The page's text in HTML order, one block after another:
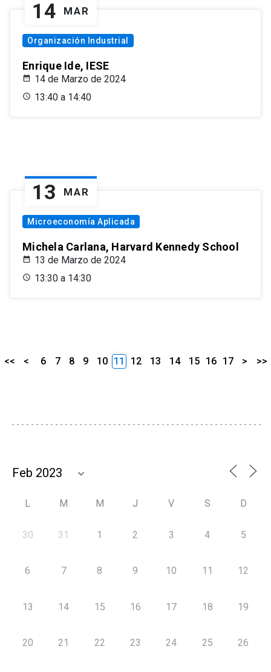
14 MAR
Organización Industrial
Enrique Ide, IESE
14 de Marzo de 2024
13:40 a 14:40
13 MAR
Microeconomía Aplicada
Michela Carlana, Harvard Kennedy School
13 de Marzo de 2024
13:30 a 14:30
<< < 6 7 8 9 10 11 12 13 14 15 16 17 > >>
L M M J V S D
30 31 1 2 3 4 5
6 7 8 9 10 11 12
13 14 15 16 17 18 19
20 21 22 23 24 25 26